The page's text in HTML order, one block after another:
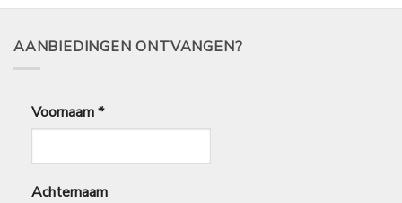
AANBIEDINGEN ONTVANGEN?
Voornaam*
Achternaam